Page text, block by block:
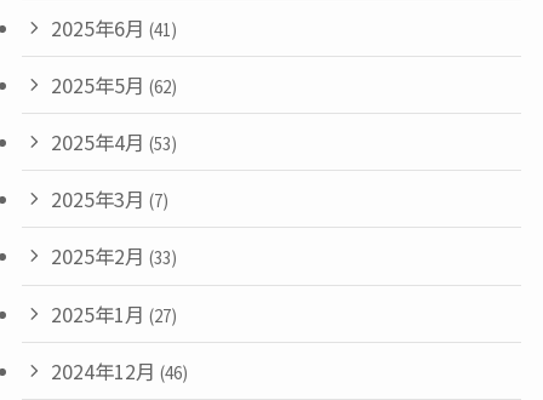
2025年6月 (41)
2025年5月 (62)
2025年4月 (53)
2025年3月 (7)
2025年2月 (33)
2025年1月 (27)
2024年12月 (46)